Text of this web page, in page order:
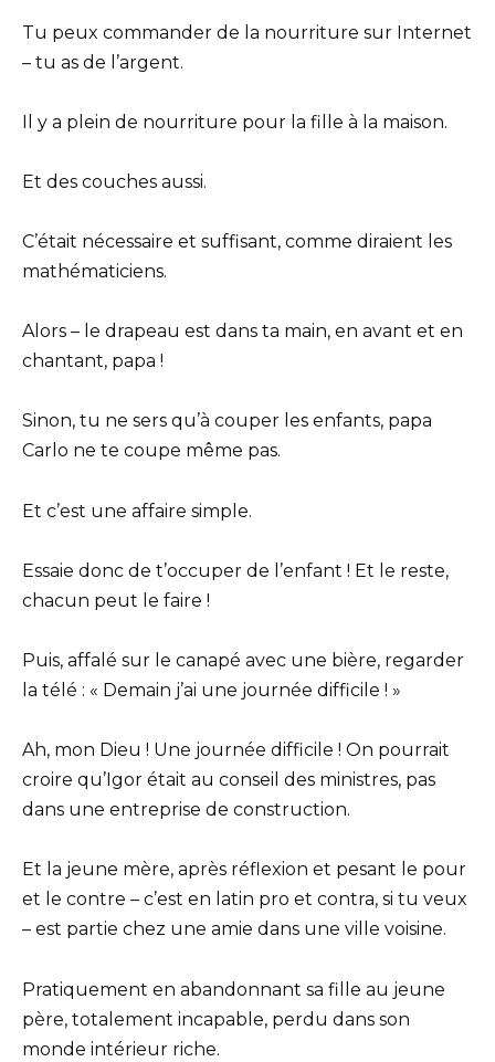
Tu peux commander de la nourriture sur Internet
– tu as de l’argent.
Il y a plein de nourriture pour la fille à la maison.
Et des couches aussi.
C’était nécessaire et suffisant, comme diraient les
mathématiciens.
Alors – le drapeau est dans ta main, en avant et en
chantant, papa !
Sinon, tu ne sers qu’à couper les enfants, papa
Carlo ne te coupe même pas.
Et c’est une affaire simple.
Essaie donc de t’occuper de l’enfant ! Et le reste,
chacun peut le faire !
Puis, affalé sur le canapé avec une bière, regarder
la télé : « Demain j’ai une journée difficile ! »
Ah, mon Dieu ! Une journée difficile ! On pourrait
croire qu’Igor était au conseil des ministres, pas
dans une entreprise de construction.
Et la jeune mère, après réflexion et pesant le pour
et le contre – c’est en latin pro et contra, si tu veux
– est partie chez une amie dans une ville voisine.
Pratiquement en abandonnant sa fille au jeune
père, totalement incapable, perdu dans son
monde intérieur riche.